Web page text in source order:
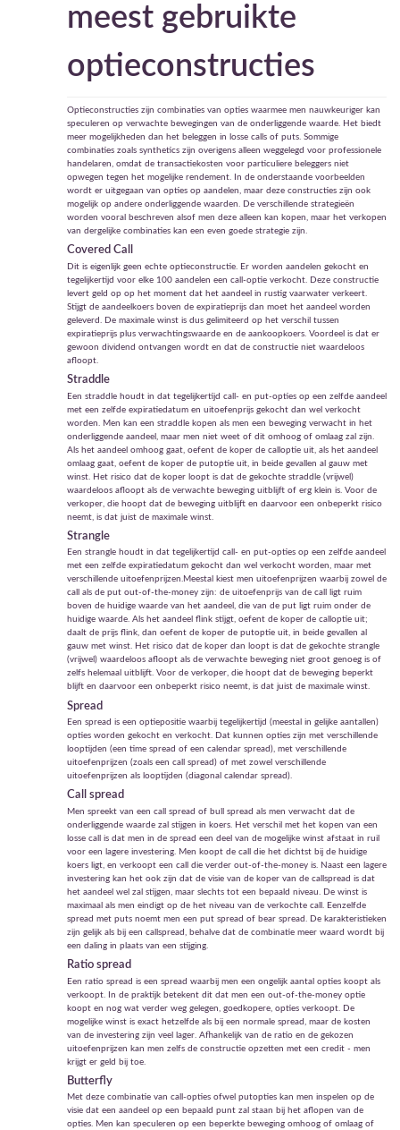
meest gebruikte
optieconstructies
Optieconstructies zijn combinaties van opties waarmee men nauwkeuriger kan
speculeren op verwachte bewegingen van de onderliggende waarde. Het biedt
meer mogelijkheden dan het beleggen in losse calls of puts. Sommige
combinaties zoals synthetics zijn overigens alleen weggelegd voor professionele
handelaren, omdat de transactiekosten voor particuliere beleggers niet
opwegen tegen het mogelijke rendement. In de onderstaande voorbeelden
wordt er uitgegaan van opties op aandelen, maar deze constructies zijn ook
mogelijk op andere onderliggende waarden. De verschillende strategieën
worden vooral beschreven alsof men deze alleen kan kopen, maar het verkopen
van dergelijke combinaties kan een even goede strategie zijn.
Covered Call
Dit is eigenlijk geen echte optieconstructie. Er worden aandelen gekocht en
tegelijkertijd voor elke 100 aandelen een call-optie verkocht. Deze constructie
levert geld op op het moment dat het aandeel in rustig vaarwater verkeert.
Stijgt de aandeelkoers boven de expiratieprijs dan moet het aandeel worden
geleverd. De maximale winst is dus gelimiteerd op het verschil tussen
expiratieprijs plus verwachtingswaarde en de aankoopkoers. Voordeel is dat er
gewoon dividend ontvangen wordt en dat de constructie niet waardeloos
afloopt.
Straddle
Een straddle houdt in dat tegelijkertijd call- en put-opties op een zelfde aandeel
met een zelfde expiratiedatum en uitoefenprijs gekocht dan wel verkocht
worden. Men kan een straddle kopen als men een beweging verwacht in het
onderliggende aandeel, maar men niet weet of dit omhoog of omlaag zal zijn.
Als het aandeel omhoog gaat, oefent de koper de calloptie uit, als het aandeel
omlaag gaat, oefent de koper de putoptie uit, in beide gevallen al gauw met
winst. Het risico dat de koper loopt is dat de gekochte straddle (vrijwel)
waardeloos afloopt als de verwachte beweging uitblijft of erg klein is. Voor de
verkoper, die hoopt dat de beweging uitblijft en daarvoor een onbeperkt risico
neemt, is dat juist de maximale winst.
Strangle
Een strangle houdt in dat tegelijkertijd call- en put-opties op een zelfde aandeel
met een zelfde expiratiedatum gekocht dan wel verkocht worden, maar met
verschillende uitoefenprijzen.Meestal kiest men uitoefenprijzen waarbij zowel de
call als de put out-of-the-money zijn: de uitoefenprijs van de call ligt ruim
boven de huidige waarde van het aandeel, die van de put ligt ruim onder de
huidige waarde. Als het aandeel flink stijgt, oefent de koper de calloptie uit;
daalt de prijs flink, dan oefent de koper de putoptie uit, in beide gevallen al
gauw met winst. Het risico dat de koper dan loopt is dat de gekochte strangle
(vrijwel) waardeloos afloopt als de verwachte beweging niet groot genoeg is of
zelfs helemaal uitblijft. Voor de verkoper, die hoopt dat de beweging beperkt
blijft en daarvoor een onbeperkt risico neemt, is dat juist de maximale winst.
Spread
Een spread is een optiepositie waarbij tegelijkertijd (meestal in gelijke aantallen)
opties worden gekocht en verkocht. Dat kunnen opties zijn met verschillende
looptijden (een time spread of een calendar spread), met verschillende
uitoefenprijzen (zoals een call spread) of met zowel verschillende
uitoefenprijzen als looptijden (diagonal calendar spread).
Call spread
Men spreekt van een call spread of bull spread als men verwacht dat de
onderliggende waarde zal stijgen in koers. Het verschil met het kopen van een
losse call is dat men in de spread een deel van de mogelijke winst afstaat in ruil
voor een lagere investering. Men koopt de call die het dichtst bij de huidige
koers ligt, en verkoopt een call die verder out-of-the-money is. Naast een lagere
investering kan het ook zijn dat de visie van de koper van de callspread is dat
het aandeel wel zal stijgen, maar slechts tot een bepaald niveau. De winst is
maximaal als men eindigt op de het niveau van de verkochte call. Eenzelfde
spread met puts noemt men een put spread of bear spread. De karakteristieken
zijn gelijk als bij een callspread, behalve dat de combinatie meer waard wordt bij
een daling in plaats van een stijging.
Ratio spread
Een ratio spread is een spread waarbij men een ongelijk aantal opties koopt als
verkoopt. In de praktijk betekent dit dat men een out-of-the-money optie
koopt en nog wat verder weg gelegen, goedkopere, opties verkoopt. De
mogelijke winst is exact hetzelfde als bij een normale spread, maar de kosten
van de investering zijn veel lager. Afhankelijk van de ratio en de gekozen
uitoefenprijzen kan men zelfs de constructie opzetten met een credit - men
krijgt er geld bij toe.
Butterfly
Met deze combinatie van call-opties ofwel putopties kan men inspelen op de
visie dat een aandeel op een bepaald punt zal staan bij het aflopen van de
opties. Men kan speculeren op een beperkte beweging omhoog of omlaag of